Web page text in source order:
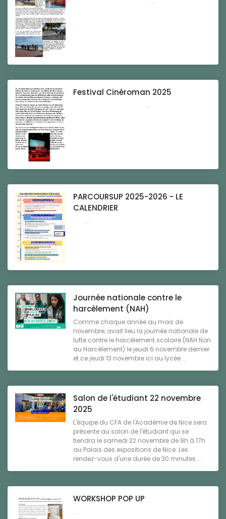
Festival Cinéroman 2025
...
PARCOURSUP 2025-2026 - LE
CALENDRIER
...
Journée nationale contre le
harcèlement (NAH)
Comme chaque année au mois de
novembre, avait lieu la journée nationale de
lutte contre le harcèlement scolaire (NAH Non
au Harcèlement) le jeudi 6 novembre dernier
et ce jeudi 13 novembre ici au lycée ...
Salon de l'étudiant 22 novembre
2025
L'équipe du CFA de l'Académie de Nice sera
présente au salon de l'étudiant qui se
tiendra le samedi 22 novembre de 9h à 17h
au Palais des expositions de Nice. Les
rendez-vous d'une durée de 30 minutes ...
WORKSHOP POP UP
...